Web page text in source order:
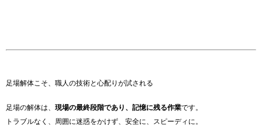
足場解体こそ、職人の技術と心配りが試される
足場の解体は、 現場の最終段階であり、記憶に残る作業です。
トラブルなく、周囲に迷惑をかけず、安全に、スピーディに。